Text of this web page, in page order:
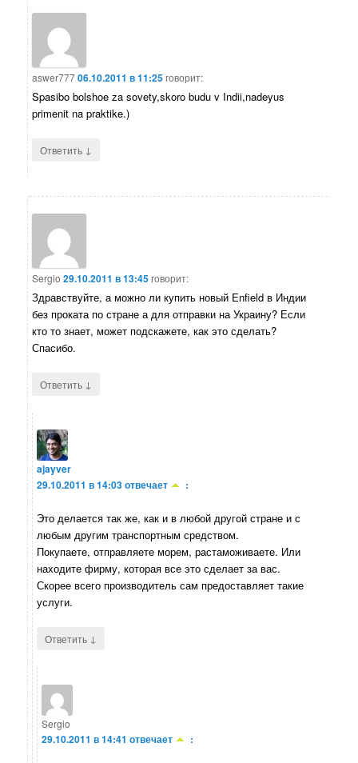
aswer77706.10.2011 в 11:25говорит:
Spasibo bolshoe za sovety,skoro budu v Indii,nadeyus
primenit na praktike.)
Ответить ↓
Sergio 29.10.2011 в 13:45говорит:
Здравствуйте, а можно ли купить новый Enfield в Индии
без проката по стране а для отправки на Украину? Если
кто то знает, может подскажете, как это сделать?
Спасибо.
Ответить ↓
ajayver
29.10.2011 в 14:03отвечает :
Это делается так же, как и в любой другой стране и с
любым другим транспортным средством.
Покупаете, отправляете морем, растаможиваете. Или
находите фирму, которая все это сделает за вас.
Скорее всего производитель сам предоставляет такие
услуги.
Ответить ↓
Sergio
29.10.2011 в 14:41 отвечает :